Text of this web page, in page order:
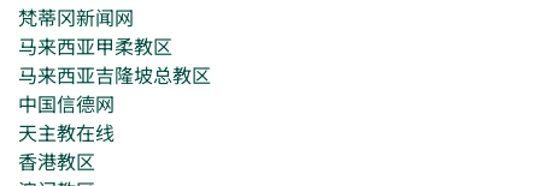
梵蒂冈新闻网
马来西亚甲柔教区
马来西亚吉隆坡总教区
中国信德网
天主教在线
香港教区